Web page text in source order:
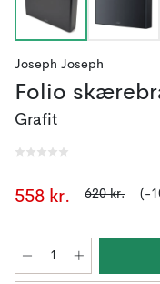
Joseph Joseph
Folio
Grafit
558 kr. 620 kr. (-